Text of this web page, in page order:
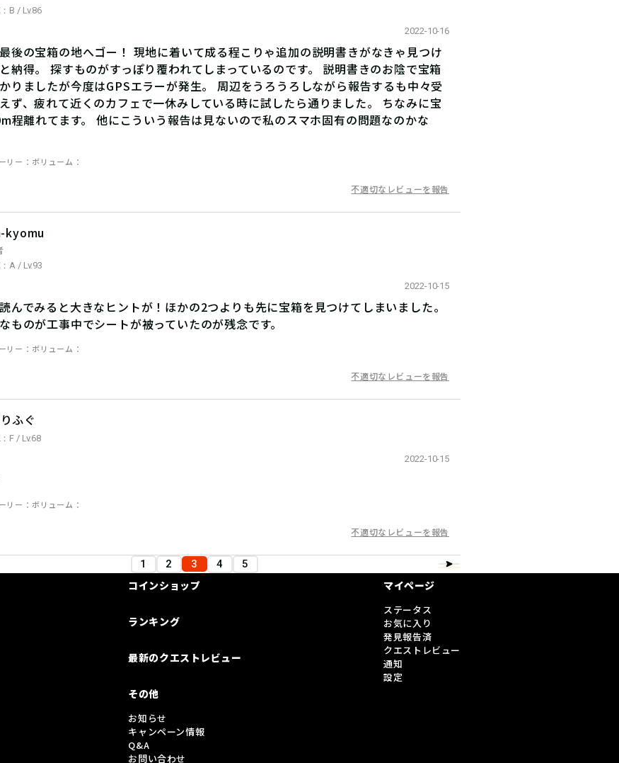
B / Lv.86
2022-10-16
後の宝箱の地へゴー！ 現地に着いて成る程こりゃ追加の説明書きがなきゃ見つけ
納得。 探すものがすっぽり覆われてしまっているのです。 説明書きのお陰で宝箱
りましたが今度はGPSエラーが発生。 周辺をうろうろしながら報告するも中々受
ず、疲れて近くのカフェで一休みしている時に試したら通りました。 ちなみに宝
程離れてます。 他にこういう報告は見ないので私のスマホ固有の問題なのかな
リー ボリューム
不適切なレビューを報告
kyomu
A / Lv.93
2022-10-15
んでみると大きなヒントが！ほかの2つよりも先に宝箱を見つけてしまいました。
ものが工事中でシートが被っていたのが残念です。
リー ボリューム
不適切なレビューを報告
ふぐ
F / Lv.68
2022-10-15
リー ボリューム
不適切なレビューを報告
1 2 3 4 5
コインショップ
ランキング
最新のクエストレビュー
その他
お知らせ
キャンペーン情報
Q&A
お問い合わせ
マイページ
ステータス
お気に入り
発見報告済
クエストレビュー
通知
設定